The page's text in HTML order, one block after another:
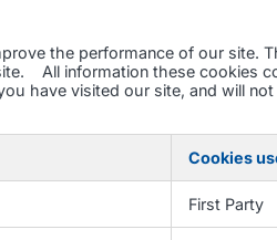
the performance of our site.
All information these cookies
have visited our site, and will
Cookies
First Party